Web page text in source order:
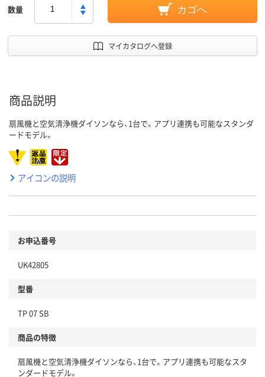
数量 カゴへ
マイカタログへ登録
商品説明
扇風機と空気清浄機ダイソンなら、1台で。アプリ連携も可能なスタンダ
ードモデル。
アイコンの説明
お申込番号
UK42805
型番
TP 07 SB
商品の特徴
扇風機と空気清浄機ダイソンなら、1台で。アプリ連携も可能なスタ
ンダードモデル。